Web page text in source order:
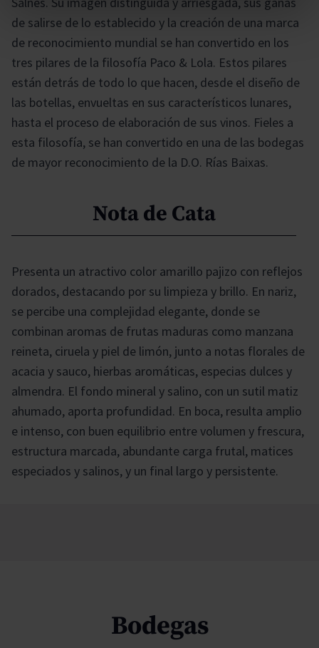
de salirse de lo establecido y la creación de una marca
de reconocimiento mundial se han convertido en los
tres pilares de la filosofía Paco & Lola. Estos pilares
están detrás de todo lo que hacen, desde el diseño de
las botellas, envueltas en sus característicos lunares,
hasta el proceso de elaboración de sus vinos. Fieles a
esta filosofía, se han convertido en una de las bodegas
de mayor reconocimiento de la D.O. Rías Baixas.
Nota de Cata
Presenta un atractivo color amarillo pajizo con reflejos
dorados, destacando por su limpieza y brillo. En nariz,
se percibe una complejidad elegante, donde se
combinan aromas de frutas maduras como manzana
reineta, ciruela y piel de limón, junto a notas florales de
acacia y sauco, hierbas aromáticas, especias dulces y
almendra. El fondo mineral y salino, con un sutil matiz
ahumado, aporta profundidad. En boca, resulta amplio
e intenso, con buen equilibrio entre volumen y frescura,
estructura marcada, abundante carga frutal, matices
especiados y salinos, y un final largo y persistente.
Bodegas